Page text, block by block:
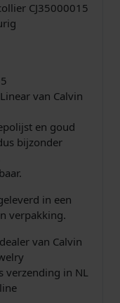
:
6
8
0
0
.
CJ35000015
van Calvin
en goud
bijzonder
in een
verpakking.
van Calvin
verzending in NL